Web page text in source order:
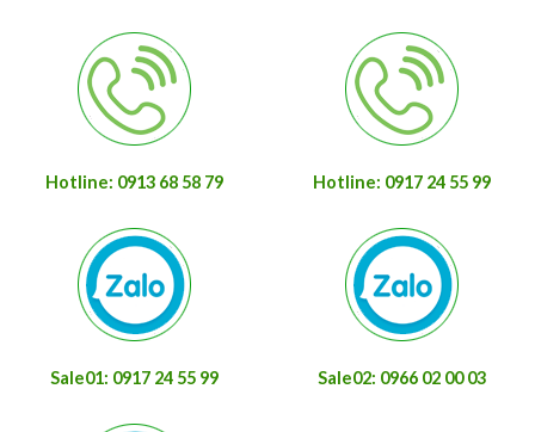
Hotline: 0913 68 58 79 Hotline: 0917 24 55 99
Sale01: 0917 24 55 99 Sale02: 0966 02 00 03